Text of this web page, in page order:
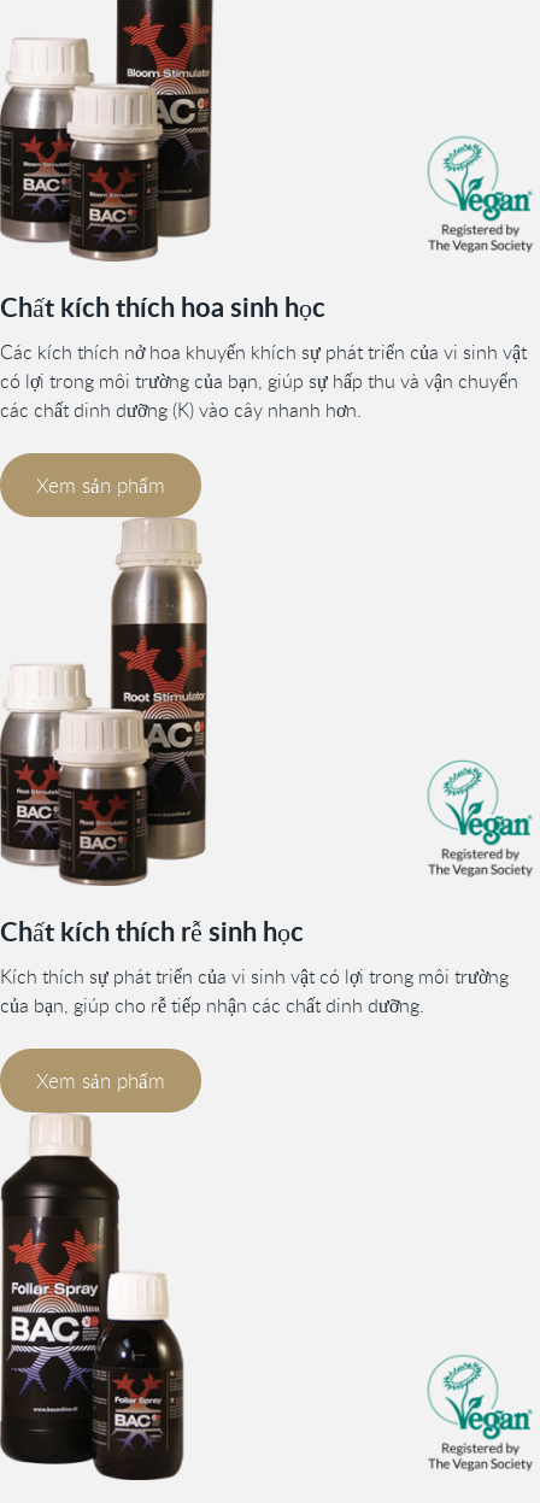
Chất kích thích hoa sinh học
Các kích thích nở hoa khuyến khích sự phát triển của vi sinh vật
có lợi trong môi trường của bạn, giúp sự hấp thu và vận chuyển
các chất dinh dưỡng (K) vào cây nhanh hơn.
Xem sản phẩm
Chất kích thích rễ sinh học
Kích thích sự phát triển của vi sinh vật có lợi trong môi trường
của bạn, giúp cho rễ tiếp nhận các chất dinh dưỡng.
Xem sản phẩm